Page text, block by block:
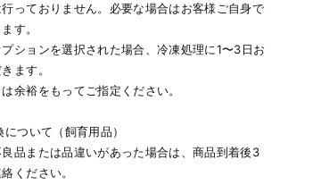
行っておりません。必要な場合はお客様ご自身で
す。
プションを選択された場合、冷凍処理に1〜3日お
ます。
余裕をもってご指定ください。
ついて（飼育用品）
良品または品違いがあった場合は、商品到着後3
ください。